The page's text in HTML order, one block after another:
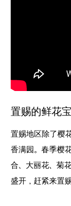
置赐的鲜花
置赐地区除了樱
香满园。春季樱
合、大丽花、菊
盛开，赶紧来置